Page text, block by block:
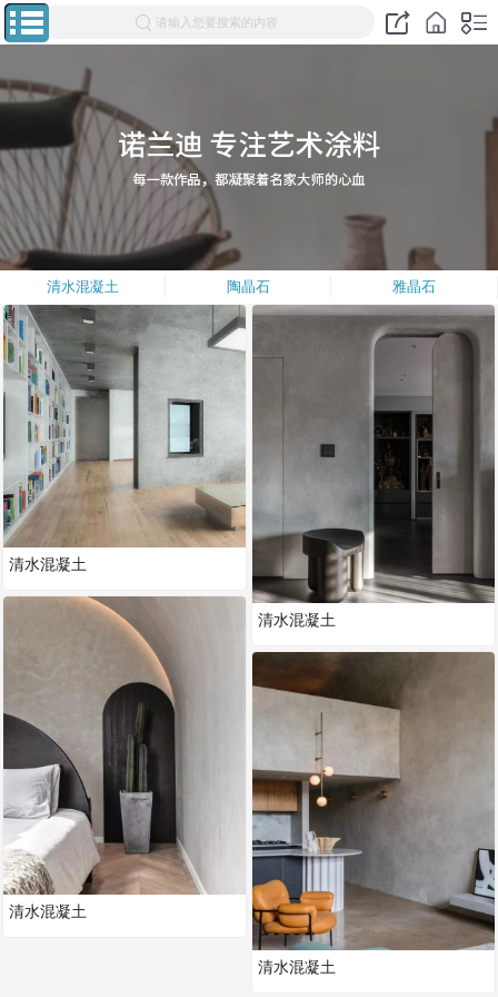
请输入您要搜索的内容
清水混凝土 陶晶石 雅晶石
清水混凝土
清水混凝土
清水混凝土
清水混凝土